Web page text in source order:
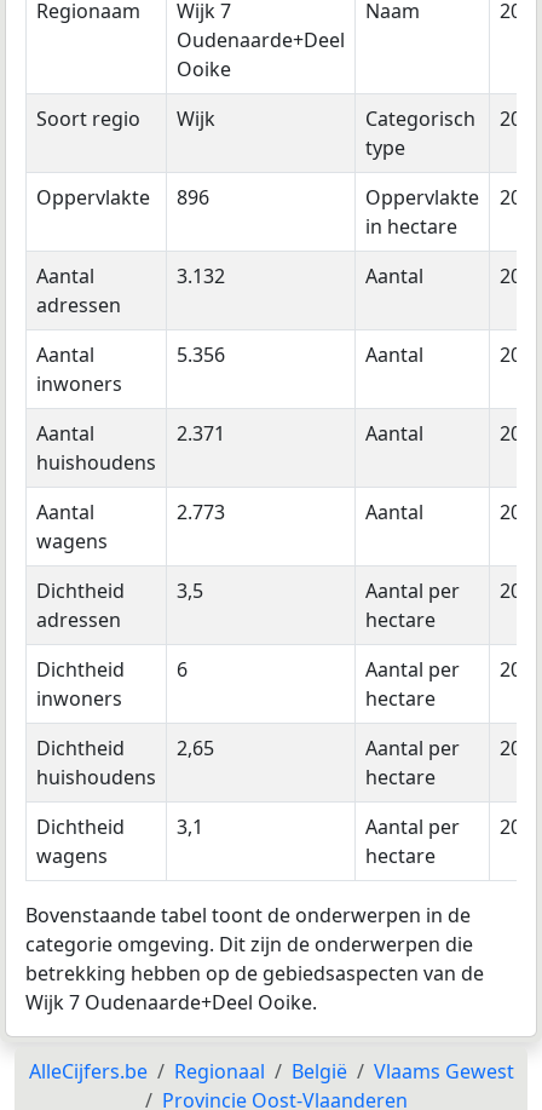
Regionaam
Wijk 7
Oudenaarde+Deel
Ooike
Naam 2026
Soort regio Wijk
Categorisch
type
2026
Oppervlakte 896
Oppervlakte
in hectare
2026
Aantal
adressen
3.132 Aantal 2026
Aantal
inwoners
5.356 Aantal 2024
Aantal
huishoudens
2.371 Aantal 2024
Aantal
wagens
2.773 Aantal 2023
Dichtheid
adressen
3,5
Aantal per
hectare
2026
Dichtheid
inwoners
6
Aantal per
hectare
2024
Dichtheid
huishoudens
2,65
Aantal per
hectare
2024
Dichtheid
wagens
3,1
Aantal per
hectare
2023
Bovenstaande tabel toont de onderwerpen in de
categorie omgeving. Dit zijn de onderwerpen die
betrekking hebben op de gebiedsaspecten van de
Wijk 7 Oudenaarde+Deel Ooike.
AlleCijfers.be Regionaal België
Vlaams Gewest
Provincie Oost-Vlaanderen